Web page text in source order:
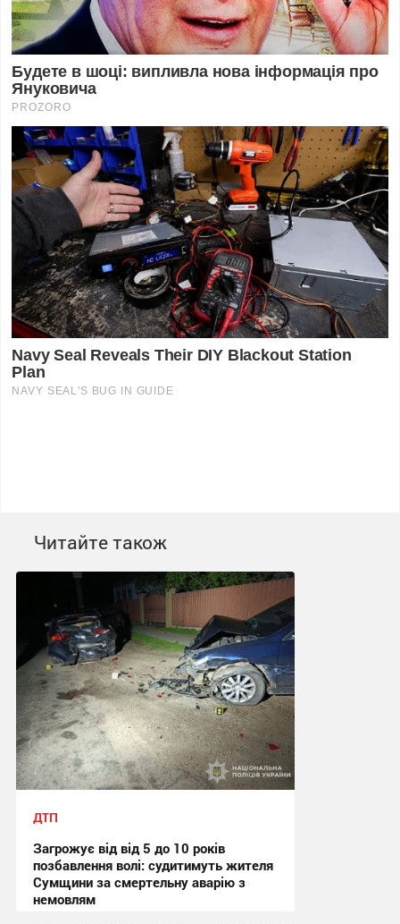
Читайте також
ДТП
Загрожує від від 5 до 10 років
позбавлення волі: судитимуть жителя
Сумщини за смертельну аварію з
немовлям